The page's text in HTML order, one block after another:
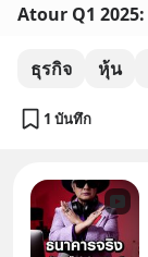
ธุรกิจ หุ้น
1 บันทึก